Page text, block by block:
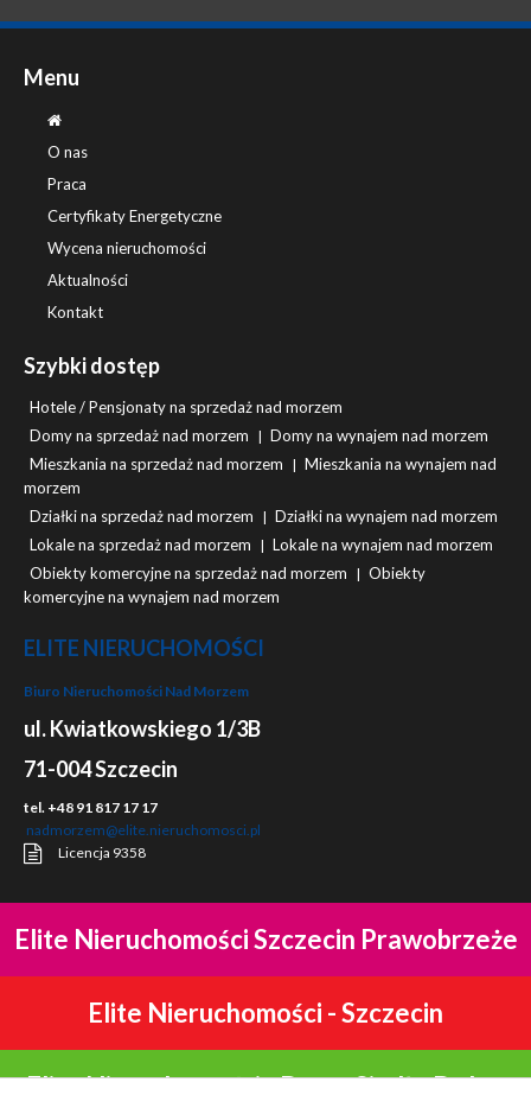
Menu
O nas
Praca
Certyfikaty Energetyczne
Wycena nieruchomości
Aktualności
Kontakt
Szybki dostęp
Hotele / Pensjonaty na sprzedaż nad morzem
Domy na sprzedaż nad morzem | Domy na wynajem nad morzem
Mieszkania na sprzedaż nad morzem | Mieszkania na wynajem nad
morzem
Działki na sprzedaż nad morzem | Działki na wynajem nad morzem
Lokale na sprzedaż nad morzem | Lokale na wynajem nad morzem
Obiekty komercyjne na sprzedaż nad morzem | Obiekty
komercyjne na wynajem nad morzem
ELITE NIERUCHOMOŚCI
Biuro Nieruchomości Nad Morzem
ul. Kwiatkowskiego 1/3B
71-004 Szczecin
tel. +48 91 817 17 17
nadmorzem@elite.nieruchomosci.pl
Licencja 9358
Elite Nieruchomości Szczecin Prawobrzeże
Elite Nieruchomości - Szczecin
Elite Nieruchomości - Domy Siadło Dolne